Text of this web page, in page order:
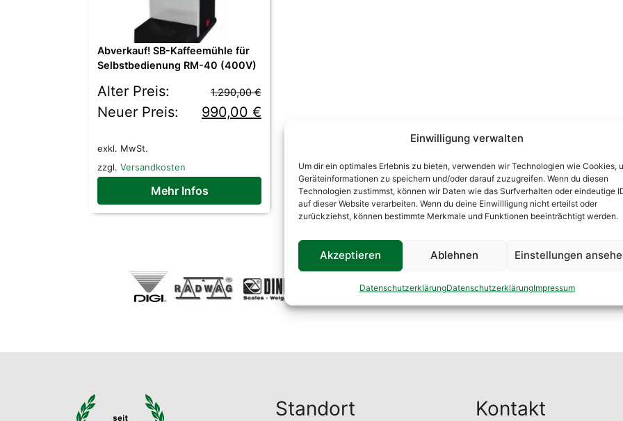
Einwilligung verwalten
Um dir ein optimales Erlebnis zu bieten, verwenden wir Technologien wie Cookies,
Geräteinformationen zu speichern und/oder darauf zuzugreifen. Wenn du diesen
Technologien zustimmst, können wir Daten wie das Surfverhalten oder eindeutige
auf dieser Website verarbeiten. Wenn du deine Einwillligung nicht erteilst oder
zurückziehst, können bestimmte Merkmale und Funktionen beeinträchtigt werden.
Akzeptieren Ablehnen Einstellungen
DatenschutzerklärungDatenschutzerklärungImpressum
Abverkauf! SB-Kaffeemühle für
Selbstbedienung RM-40 (400V)
Alter Preis: 1.290,00€
Ursprünglicher
Preis
1.290,00 €
Neuer Preis: 990,00 €
Aktueller
Preis
990,00 €.
exkl. MwSt.
zzgl. Versandkosten
Mehr Infos
Standort Kontakt